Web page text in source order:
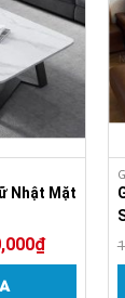
Sofa Văng Nỉ
Nhật Mặt
₫